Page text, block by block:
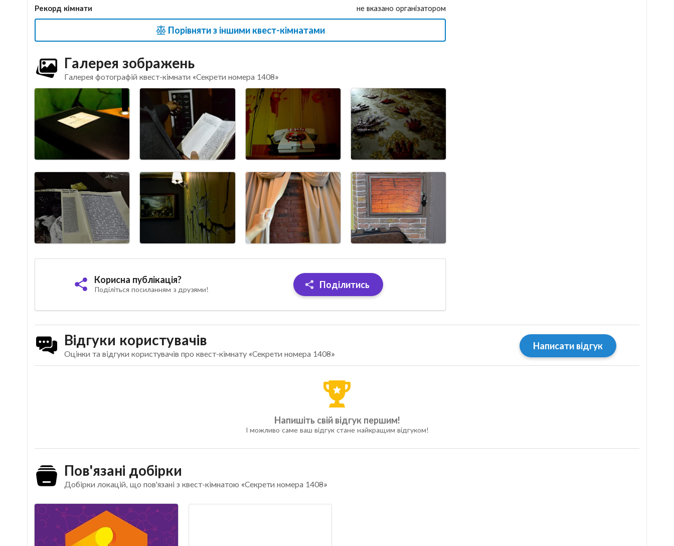
Рекорд кімнати не вказано організатором
Порівняти з іншими квест-кімнатами
Галерея зображень
Галерея фотографій квест-кімнати «Секрети номера 1408»
Корисна публікація?
Поділіться посиланням з друзями! Поділитись
Відгуки користувачів
Оцінки та відгуки користувачів про квест-кімнату «Секрети номера 1408»
Написати відгук
Напишіть свій відгук першим!
І можливо саме ваш відгук стане найкращим відгуком!
Пов'язані добірки
Добірки локацій, що пов'язані з квест-кімнатою «Секрети номера 1408»